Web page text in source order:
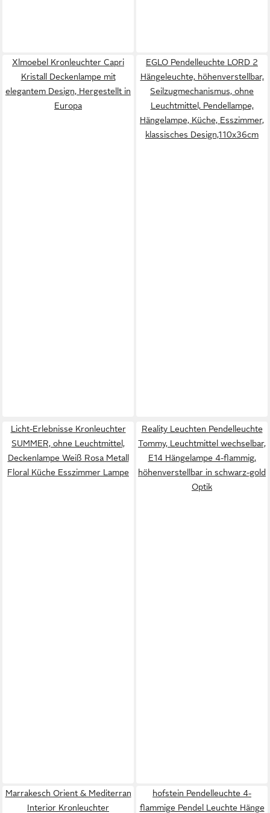
Xlmoebel Kronleuchter Capri
Kristall Deckenlampe mit
elegantem Design, Hergestellt in
Europa
EGLO Pendelleuchte LORD 2
Hängeleuchte, höhenverstellbar,
Seilzugmechanismus, ohne
Leuchtmittel, Pendellampe,
Hängelampe, Küche, Esszimmer,
klassisches Design,110x36cm
Licht-Erlebnisse Kronleuchter
SUMMER, ohne Leuchtmittel,
Deckenlampe Weiß Rosa Metall
Floral Küche Esszimmer Lampe
Reality Leuchten Pendelleuchte
Tommy, Leuchtmittel wechselbar,
E14 Hängelampe 4-flammig,
höhenverstellbar in schwarz-gold
Optik
Marrakesch Orient & Mediterran
Interior Kronleuchter
hofstein Pendelleuchte 4-
flammige Pendel Leuchte Hänge